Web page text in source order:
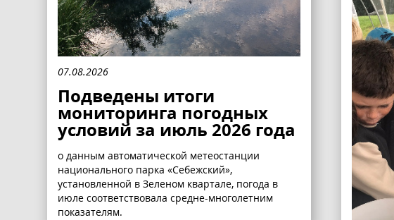
07.08.2026
Подведены итоги
мониторинга погодных
условий за июль 2026 года
о данным автоматической метеостанции
национального парка «Себежский»,
установленной в Зеленом квартале, погода в
июле соответствовала средне-многолетним
показателям.